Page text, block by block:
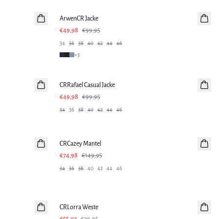
ArwenCR Jacke
€49,98
€99,95
34 36 38 40 42 44
46
+3
CRRafael Casual Jacke
€49,98
€99,95
34 36 38 40 42 44 46
CRCazey Mantel
€74,98
€149,95
34 36 38 40 42 44 46
CRLorra Weste